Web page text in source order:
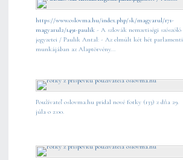
https://www.oslovma.hu/index.php/sk/magyarul/171-
magyarul2/1491-paulik - A szlovák nemzetiségi szószóló
jegyzetei / Paulik Antal: - Az elmúlt két hét parlamenti
munkájában az Alaptörvény...
Používateľ oslovma.hu pridal nové fotky (133) z dňa 29.
júla o 2:00.